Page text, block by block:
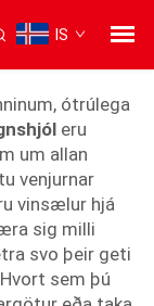
IS
ótrúlega
eru
um allan
venjurnar
vinsælur hjá
sig milli
svo þeir geti
sem þú